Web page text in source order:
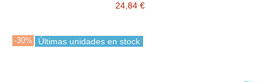
24,84 €
-30% Últimas unidades en stock